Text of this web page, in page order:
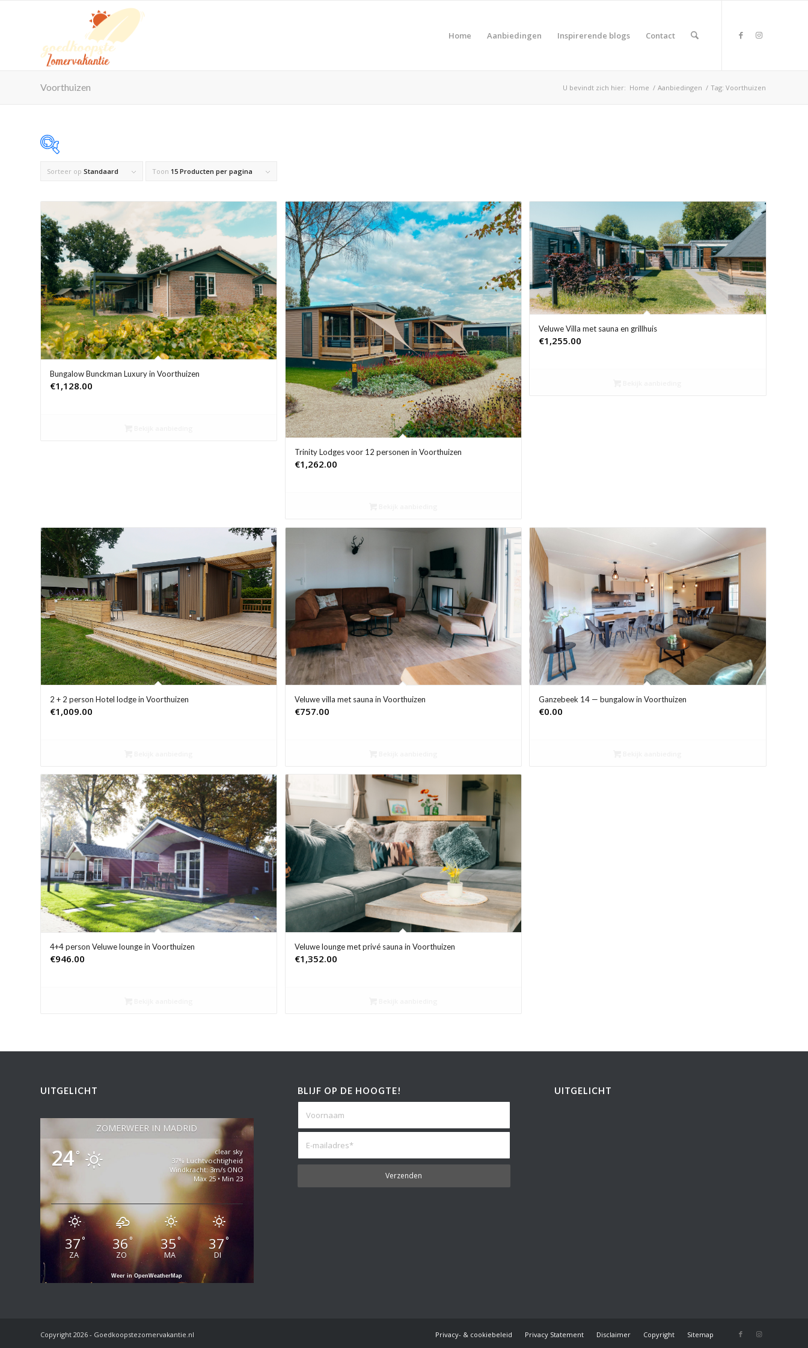
Home Aanbiedingen Inspirerende blogs Contact
Voorthuizen U bevindt zich hier: Home / Aanbiedingen / Tag: Voorthuizen
Op voorraad
Product Maximaal aantal personen Product Prijs vanaf €
Product Reisorganisatie Product Type vakantie Product Wifi
Product Zwembad
Sorteer op Standaard Toon 15 Producten per pagina
Bungalow Bunckman Luxury in Voorthuizen
€1,128.00
Trinity Lodges voor 12 personen in Voorthuizen
€1,262.00
Veluwe Villa met sauna en grillhuis
€1,255.00
2 + 2 person Hotel lodge in Voorthuizen
€1,009.00
Veluwe villa met sauna in Voorthuizen
€757.00
Ganzebeek 14 — bungalow in Voorthuizen
€0.00
4+4 person Veluwe lounge in Voorthuizen
€946.00
Veluwe lounge met privé sauna in Voorthuizen
€1,352.00
UITGELICHT
ZOMERWEER IN MADRID
24°
clear sky
37% Luchtvochtigheid
Windkracht: 3m/s ONO
Max 25 • Min 23
37°
ZA
36°
ZO
35°
MA
37°
DI
Weer in OpenWeatherMap
BLIJF OP DE HOOGTE! UITGELICHT
Copyright 2026 - Goedkoopstezomervakantie.nl Privacy- & cookiebeleid Privacy Statement Disclaimer Copyright Sitemap